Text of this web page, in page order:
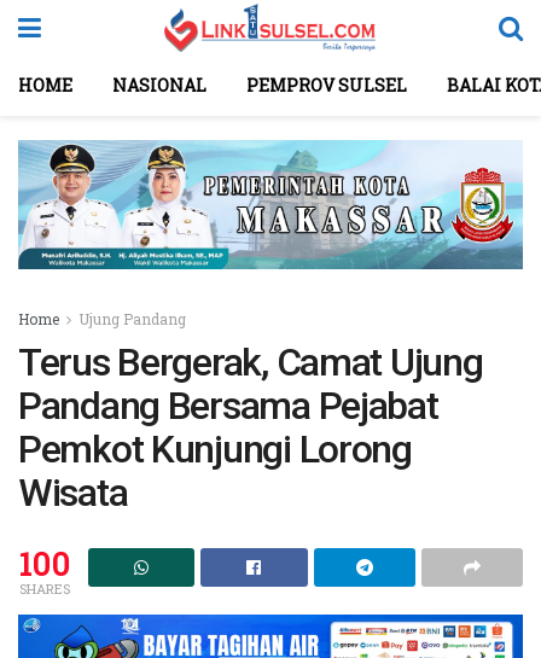
HOME NASIONAL PEMPROV SULSEL BALAI
Home Ujung Pandang
Terus Bergerak, Camat Ujung
Pandang Bersama Pejabat
Pemkot Kunjungi Lorong
Wisata
100
SHARES